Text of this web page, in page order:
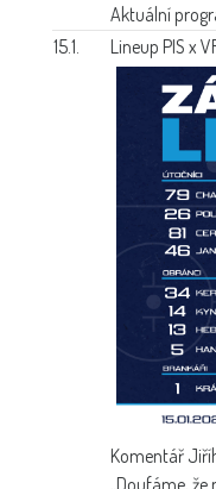
Aktuální
15.1.
Lineup PIS x
Komentář
„Doufáme,